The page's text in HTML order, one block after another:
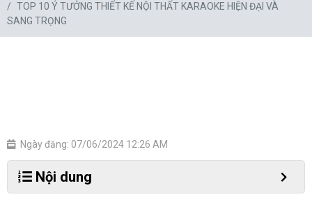
TOP 10 Ý TƯỞNG THIẾT KẾ NỘI THẤT KARAOKE HIỆN ĐẠI VÀ
SANG TRỌNG
Ngày đăng: 07/06/2024 12:26 AM
Nội dung